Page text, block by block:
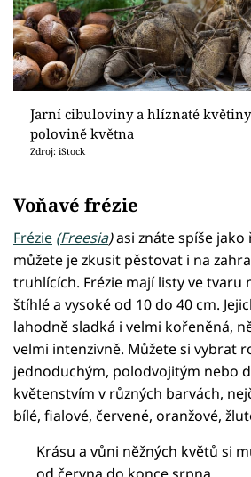
Jarní cibuloviny a hlíznaté
polovině května
Zdroj: iStock
Voňavé frézie
Frézie (Freesia)asi znáte spíše jako
můžete je zkusit pěstovat i na
truhlících. Frézie mají listy ve tvaru
štíhlé a vysoké od 10 do 40 cm.
lahodně sladká i velmi kořeněná,
velmi intenzivně. Můžete si vybrat
jednoduchým, polodvojitým nebo
květenstvím v různých barvách,
bílé, fialové, červené, oranžové,
Krásu a vůni něžných květů si